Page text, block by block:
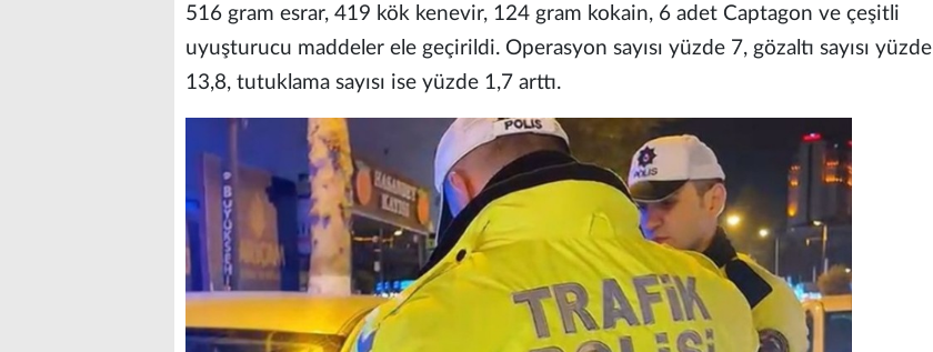
516 gram esrar, 419 kök kenevir, 124 gram kokain, 6 adet Captagon ve çeşitli
uyuşturucu maddeler ele geçirildi. Operasyon sayısı yüzde 7, gözaltı sayısı yüzde
13,8, tutuklama sayısı ise yüzde 1,7 arttı.